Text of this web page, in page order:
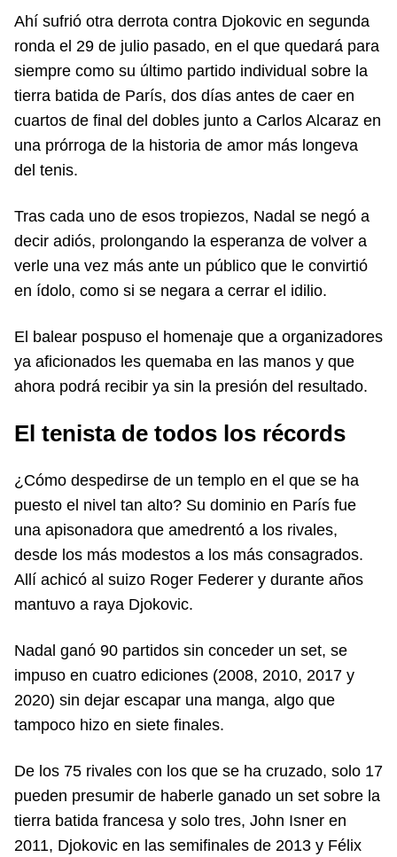
Ahí sufrió otra derrota contra Djokovic en segunda
ronda el 29 de julio pasado, en el que quedará para
siempre como su último partido individual sobre la
tierra batida de París, dos días antes de caer en
cuartos de final del dobles junto a Carlos Alcaraz en
una prórroga de la historia de amor más longeva
del tenis.
Tras cada uno de esos tropiezos, Nadal se negó a
decir adiós, prolongando la esperanza de volver a
verle una vez más ante un público que le convirtió
en ídolo, como si se negara a cerrar el idilio.
El balear pospuso el homenaje que a organizadores
ya aficionados les quemaba en las manos y que
ahora podrá recibir ya sin la presión del resultado.
El tenista de todos los récords
¿Cómo despedirse de un templo en el que se ha
puesto el nivel tan alto? Su dominio en París fue
una apisonadora que amedrentó a los rivales,
desde los más modestos a los más consagrados.
Allí achicó al suizo Roger Federer y durante años
mantuvo a raya Djokovic.
Nadal ganó 90 partidos sin conceder un set, se
impuso en cuatro ediciones (2008, 2010, 2017 y
2020) sin dejar escapar una manga, algo que
tampoco hizo en siete finales.
De los 75 rivales con los que se ha cruzado, solo 17
pueden presumir de haberle ganado un set sobre la
tierra batida francesa y solo tres, John Isner en
2011, Djokovic en las semifinales de 2013 y Félix